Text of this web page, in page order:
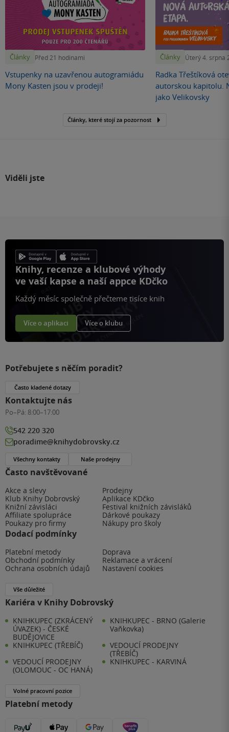
Články Před 21 hodinami
Vstupenky na uzavřenou autogramiádu
Mony Kasten jsou v prodeji!
Články Úterý 4. srpna
Radka Třeštíková
autorskou kapitolu.
jako Velikovsky
Články, které stojí za pozornost
Viděli jste
Knihy, recenze a klubové výhody
ve vaší kapse a naší appce KDčko
Každý měsíc společně přečteme tisíce knih
Více o aplikaci Více o klubu
Často navštěvované
Akce a slevy
Prodejny
Klub Knihy Dobrovský
Aplikace KDčko
Knižní závisláci
Festival knižních závisláků
Affiliate spolupráce
Dárkové poukazy
Poukazy pro firmy
Nákupy pro školy
Dodací podmínky
Platební metody
Doprava
Obchodní podmínky
Reklamace a vrácení
Ochrana osobních údajů
Nastavení cookies
Vše důležité
Kariéra v Knihy Dobrovský
KNIHKUPEC (ZKRÁCENÝ
ÚVAZEK) - ČESKÉ
BUDĚJOVICE
KNIHKUPEC - BRNO (Galerie
Vaňkovka)
KNIHKUPEC (TŘEBÍČ)
VEDOUCÍ PRODEJNY
(TŘEBÍČ)
VEDOUCÍ PRODEJNY
(OLOMOUC - OC HANÁ)
KNIHKUPEC - KARVINÁ
Volné pracovní pozice
Platební metody
Potřebujete s něčím poradit?
Často kladené dotazy
Kontaktujte nás
Po–Pá: 8:00–17:00
542 220 320
poradime@knihydobrovsky.cz
Všechny kontakty Naše prodejny